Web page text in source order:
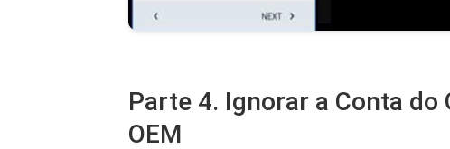
Parte 4. Ignorar a Conta
OEM